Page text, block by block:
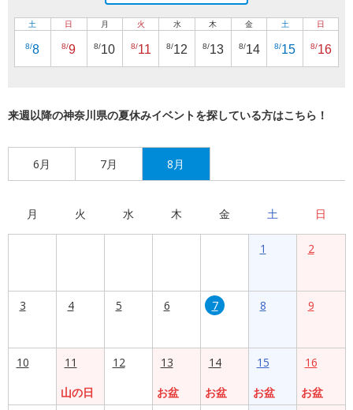
土
8/8
日
8/9
月
8/10
火
8/11
水
8/12
木
8/13
金
8/14
土
8/15
日
8/16
来週以降の神奈川県の夏休みイベントを探している方はこちら！
6月 7月 8月
月 火 水 木 金 土 日
1 2
3 4 5 6 7 8 9
10
11
山の日
12
13
お盆
14
お盆
15
お盆
16
お盆